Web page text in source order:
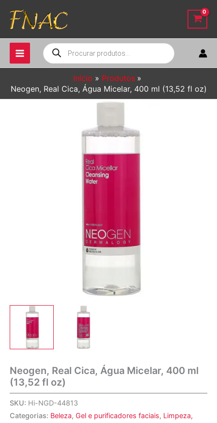
para
conteúdo
Pesquisar
produtos
Início
Produtos
Neogen, Real Cica, Água Micelar, 400 ml (13,52 fl oz)
Neogen, Real Cica, Água Micelar, 400 ml
(13,52 fl oz)
SKU: Hi-NGD-44813
Categorias: Beleza, Gel e purificadores faciais, Limpeza,